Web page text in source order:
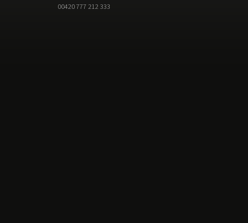
00420 777 212 333